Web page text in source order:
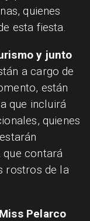
quienes
esta fiesta.
y junto
a cargo de
están
que incluirá
quienes
contará
rostros de la
Miss Pelarco